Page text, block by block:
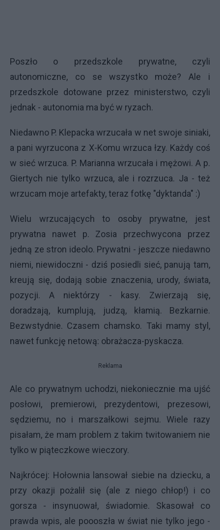
Poszło o przedszkole prywatne, czyli
autonomiczne, co se wszystko może? Ale i
przedszkole dotowane przez ministerstwo, czyli
jednak - autonomia ma być w ryzach.
Niedawno P. Klepacka wrzucała w net swoje siniaki,
a pani wyrzucona z X-Komu wrzuca łzy. Każdy coś
w sieć wrzuca. P. Marianna wrzucała i mężowi. A p.
Giertych nie tylko wrzuca, ale i rozrzuca. Ja - też
wrzucam moje artefakty, teraz fotkę "dyktanda" :)
Wielu wrzucających to osoby prywatne, jest
prywatna nawet p. Zosia przechwycona przez
jedną ze stron ideolo. Prywatni - jeszcze niedawno
niemi, niewidoczni - dziś posiedli sieć, panują tam,
kreują się, dodają sobie znaczenia, urody, świata,
pozycji. A niektórzy - kasy. Zwierzają się,
doradzają, kumplują, judzą, kłamią. Bezkarnie.
Bezwstydnie. Czasem chamsko. Taki mamy styl,
nawet funkcję netową: obrażacza-pyskacza.
Reklama
Ale co prywatnym uchodzi, niekoniecznie ma ujść
posłowi, premierowi, prezydentowi, prezesowi,
sędziemu, no i marszałkowi sejmu. Wiele razy
pisałam, że mam problem z takim twitowaniem nie
tylko w piąteczkowe wieczory.
Najkrócej: Hołownia lansował siebie na dziecku, a
przy okazji pożalił się (ale z niego chłop!) i co
gorsza - insynuował, świadomie. Skasował co
prawda wpis, ale poooszła w świat nie tylko jego -